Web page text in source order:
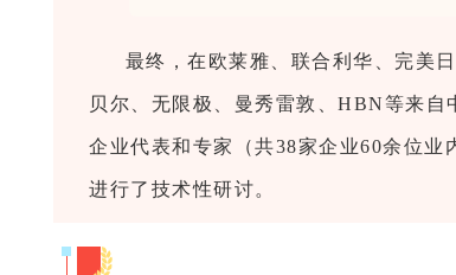
最终，在欧莱雅、联合利华、完美
贝尔、无限极、曼秀雷敦、HBN等来
企业代表和专家（共38家企业60余位业
进行了技术性研讨。